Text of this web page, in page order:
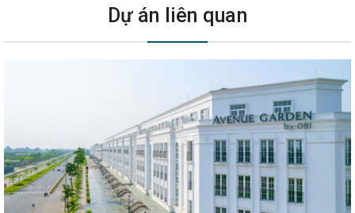
hiện các thủ tục liên quan đến kê khai và đăng ký thay đổi Giấy
Dự án liên quan